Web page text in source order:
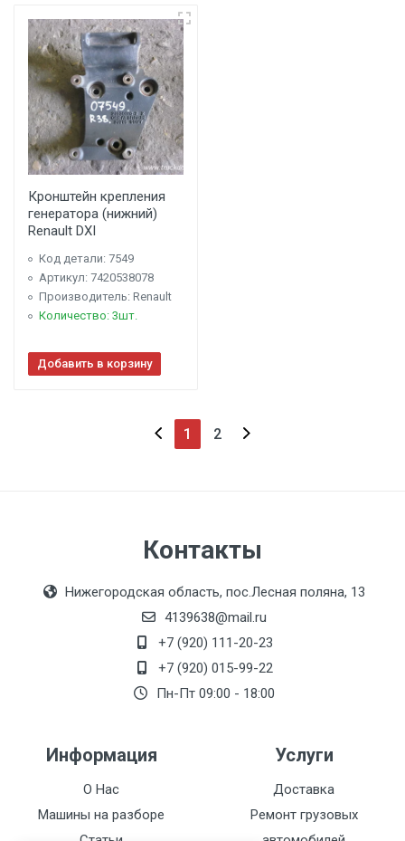
Кронштейн крепления
генератора (нижний)
Renault DXI
Код детали: 7549
Артикул: 7420538078
Производитель: Renault
Количество: 3шт.
Добавить в корзину
1 2
Контакты
Нижегородская область, пос.Лесная поляна, 13
4139638@mail.ru
+7 (920) 111-20-23
+7 (920) 015-99-22
Пн-Пт 09:00 - 18:00
Информация
О Нас
Машины на разборе
Услуги
Доставка
Ремонт грузовых